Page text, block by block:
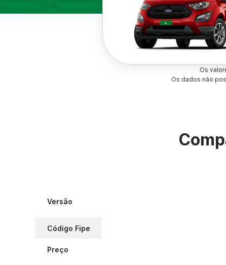
Os
Os dados não
Versão
Código Fipe
Preço